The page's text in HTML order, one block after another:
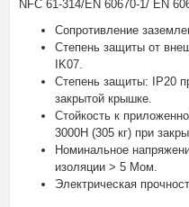
NFC 61-314/EN 60670-1/ EN
Сопротивление
Степень защиты от
IK07.
Степень защиты: IP20
закрытой крышке.
Стойкость к
3000Н (305 кг) при
Номинальное
изоляции > 5 Мом.
Электрическая